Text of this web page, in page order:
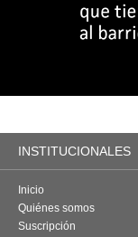
INSTITUCIONALES
Inicio
Quiénes somos
Suscripción